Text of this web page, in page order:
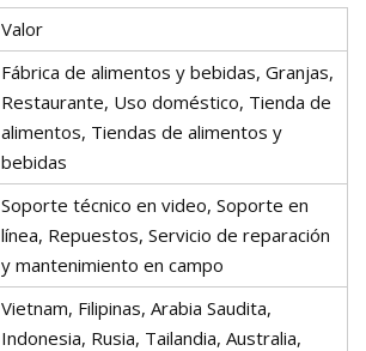
Valor
Fábrica de alimentos y bebidas, Granjas,
Restaurante, Uso doméstico, Tienda de
alimentos, Tiendas de alimentos y
bebidas
Soporte técnico en video, Soporte en
línea, Repuestos, Servicio de reparación
y mantenimiento en campo
Vietnam, Filipinas, Arabia Saudita,
Indonesia, Rusia, Tailandia, Australia,